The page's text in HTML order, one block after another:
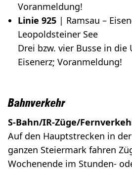
Voranmeldung!
Linie 925 | Ramsau –
Leopoldsteiner See
Drei bzw. vier Busse in die
Eisenerz; Voranmeldung!
Bahnverkehr
S-Bahn/IR-Züge/
Auf den Hauptstrecken in der
ganzen Steiermark fahren
Wochenende im Stunden-